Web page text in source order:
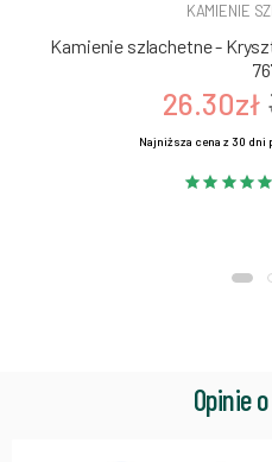
KAMIENIE
Kamienie szlachetne -
26.30zł
Najniższa cena z 30 dni
Opinie